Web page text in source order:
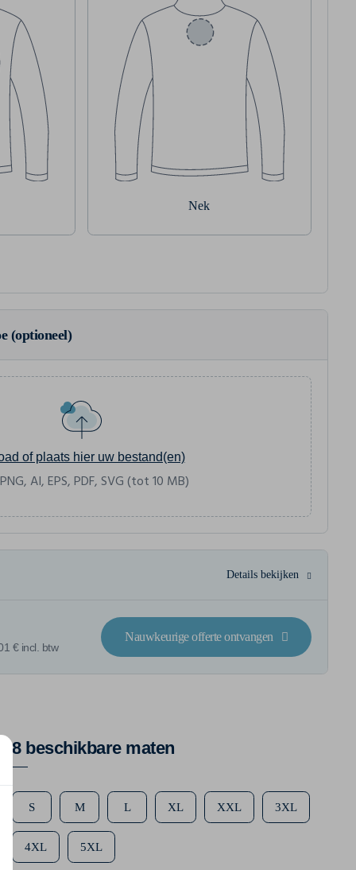
Nek
(optioneel)
of plaats hier uw bestand(en)
AI, EPS, PDF, SVG (tot 10 MB)
Details bekijken
€ incl. btw
Nauwkeurige offerte ontvangen
8 beschikbare maten
S M L XL XXL 3XL
4XL 5XL